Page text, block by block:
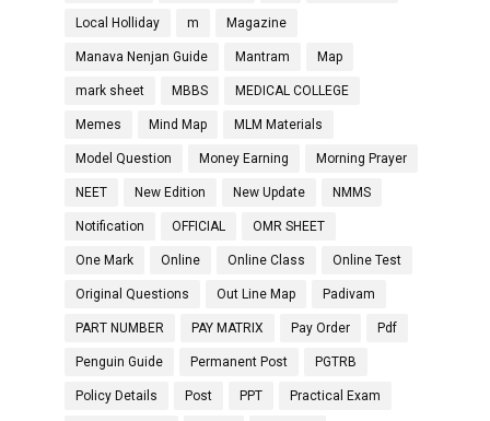
Local Holliday m Magazine
Manava Nenjan Guide Mantram Map
mark sheet MBBS MEDICAL COLLEGE
Memes Mind Map MLM Materials
Model Question Money Earning Morning Prayer
NEET New Edition New Update NMMS
Notification OFFICIAL OMR SHEET
One Mark Online Online Class Online Test
Original Questions Out Line Map Padivam
PART NUMBER PAY MATRIX Pay Order Pdf
Penguin Guide Permanent Post PGTRB
Policy Details Post PPT Practical Exam